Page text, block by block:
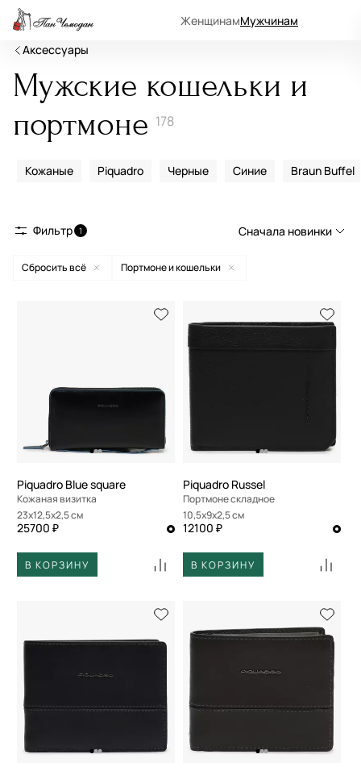
ЖенщинамМужчинам
Аксессуары
Мужские кошельки и
портмоне 178
Кожаные Piquadro Черные Синие Braun Buffel
Фильтр 1 Сначала новинки
По возрастанию цены
По скорости доставки
Сбросить всё Портмоне и кошельки
Piquadro Blue square
Кожаная визитка
23x12,5x2,5 см
25700 ₽
В КОРЗИНУ
Piquadro Russel
Портмоне складное
10,5x9x2,5 см
12100 ₽
В КОРЗИНУ